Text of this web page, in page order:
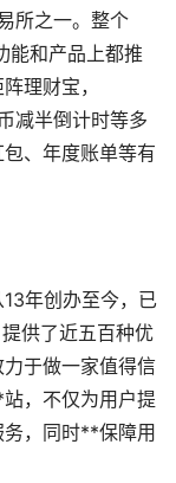
所之一。整个
能和产品上都推
理财宝，
减半倒计时等多
、年度账单等有
年创办至今，已
供了近五百种优
于做一家值得信
，不仅为用户提
，同时**保障用